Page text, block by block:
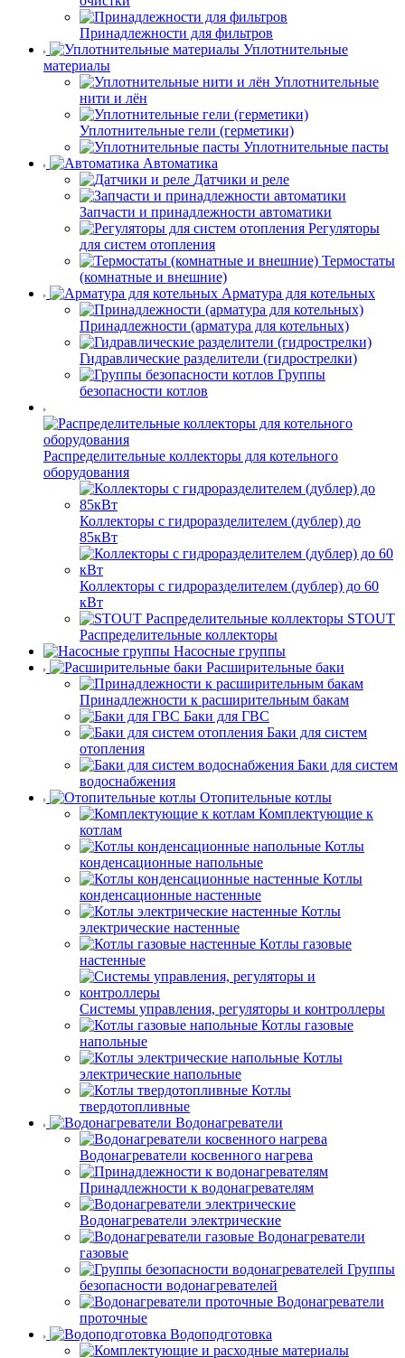
Принадлежности для фильтров
Уплотнительные
материалы
Уплотнительные
нити и лён
Уплотнительные гели (герметики)
Уплотнительные пасты
Автоматика
Датчики и реле
Запчасти и принадлежности автоматики
Регуляторы
для систем отопления
Термостаты
(комнатные и внешние)
Арматура для котельных
Принадлежности (арматура для котельных)
Гидравлические разделители (гидрострелки)
Группы
безопасности котлов
Распределительные коллекторы для котельного
оборудования
Коллекторы с гидроразделителем (дублер) до
85кВт
Коллекторы с гидроразделителем (дублер) до 60
кВт
STOUT
Распределительные коллекторы
Насосные группы
Расширительные баки
Принадлежности к расширительным бакам
Баки для ГВС
Баки для систем
отопления
Баки для систем
водоснабжения
Отопительные котлы
Комплектующие к
котлам
Котлы
конденсационные напольные
Котлы
конденсационные настенные
Котлы
электрические настенные
Котлы газовые
настенные
Системы управления, регуляторы и контроллеры
Котлы газовые
напольные
Котлы
электрические напольные
Котлы
твердотопливные
Водонагреватели
Водонагреватели косвенного нагрева
Принадлежности к водонагревателям
Водонагреватели электрические
Водонагреватели
газовые
Группы
безопасности водонагревателей
Водонагреватели
проточные
Водоподготовка